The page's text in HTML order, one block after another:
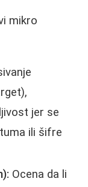
mikro
jer se
ili šifre
Ocena da li